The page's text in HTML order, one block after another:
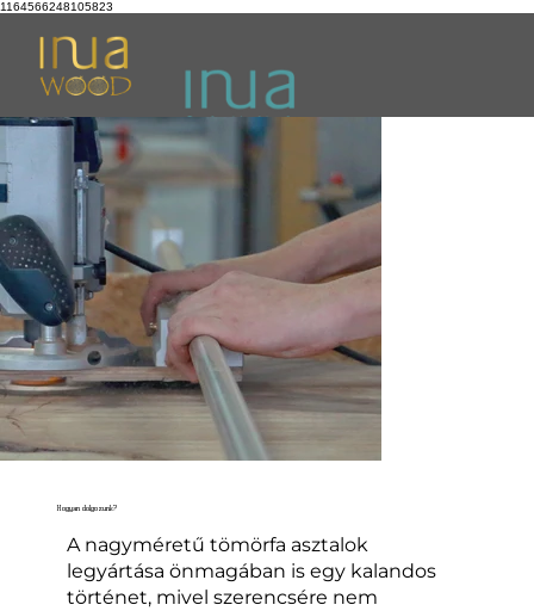
1164566248105823
Hogyan dolgozunk?
A nagyméretű tömörfa asztalok
legyártása önmagában is egy kalandos
történet, mivel szerencsére nem